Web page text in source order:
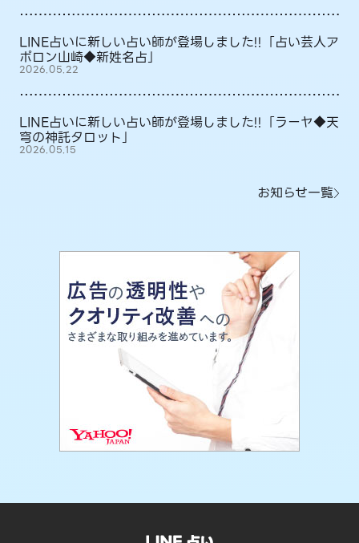
LINE占いに新しい占い師が登場しました!!「占い芸人ア
ポロン山崎◆新姓名占」
2026.05.22
LINE占いに新しい占い師が登場しました!!「ラーヤ◆天
穹の神託タロット」
2026.05.15
お知らせ一覧